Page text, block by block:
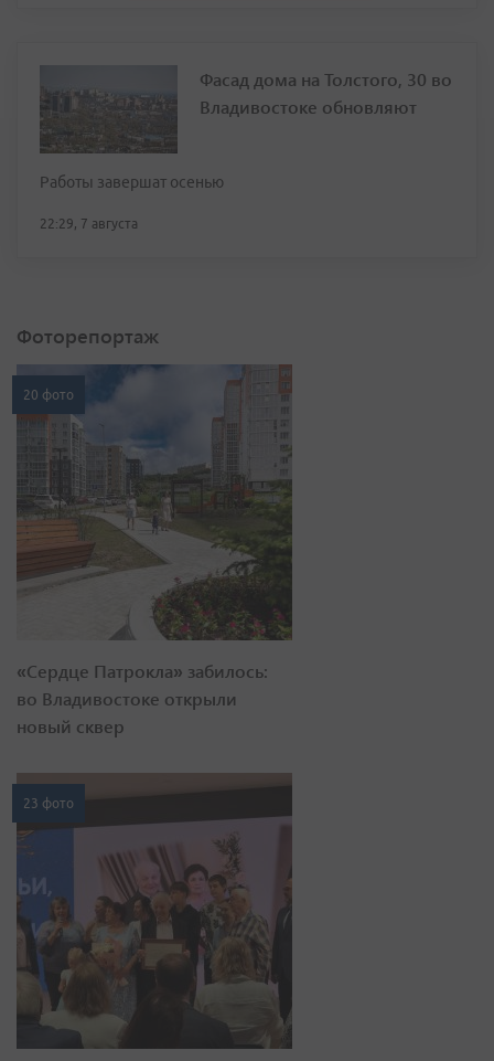
Фасад дома на Толстого, 30 во
Владивостоке обновляют
Работы завершат осенью
22:29, 7 августа
Фоторепортаж
20 фото
«Сердце Патрокла» забилось:
во Владивостоке открыли
новый сквер
23 фото